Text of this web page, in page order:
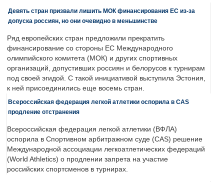
Девять стран призвали лишить МОК финансирования ЕС из-за
допуска россиян, но они очевидно в меньшинстве
Ряд европейских стран предложили прекратить
финансирование со стороны ЕС Международного
олимпийского комитета (МОК) и других спортивных
организаций, допустивших россиян и белорусов к турнирам
под своей эгидой. С такой инициативой выступила Эстония,
к ней присоединились еще восемь стран.
Всероссийская федерация легкой атлетики оспорила в CAS
продление отстранения
Всероссийская федерация легкой атлетики (ВФЛА)
оспорила в Спортивном арбитражном суде (CAS) решение
Международной ассоциации легкоатлетических федераций
(World Athletics) о продлении запрета на участие
российских спортсменов в турнирах.